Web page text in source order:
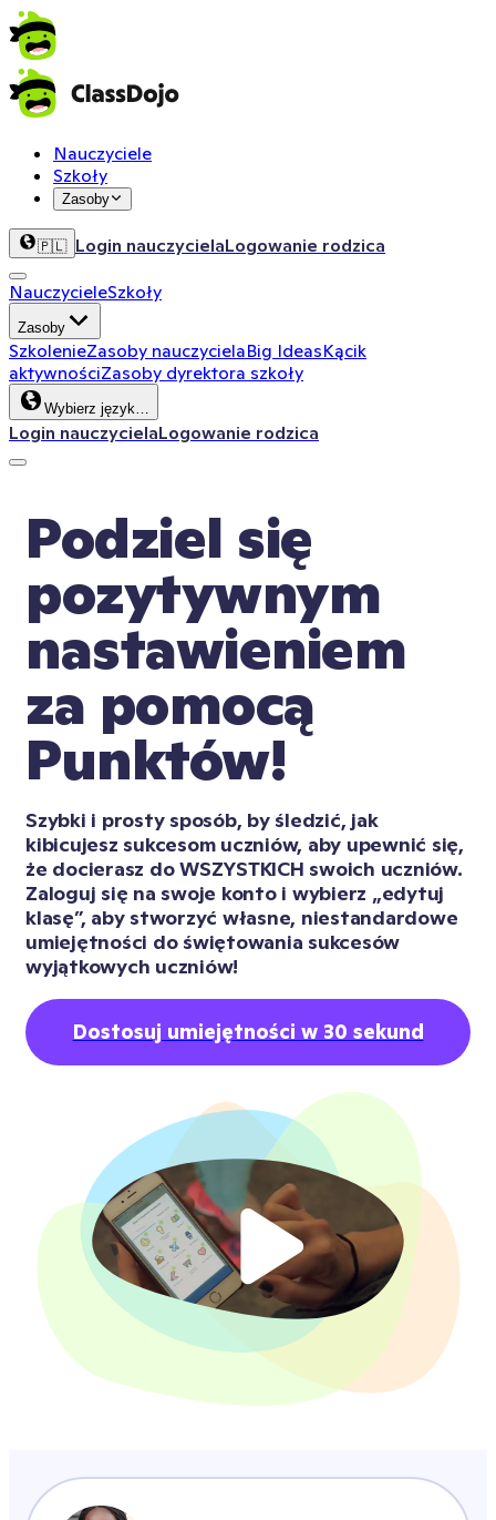
Nauczyciele
Szkoły
Zasoby
🇵🇱 Login nauczycielaLogowanie rodzica
NauczycieleSzkoły
Zasoby
SzkolenieZasoby nauczycielaBig IdeasKącik
aktywnościZasoby dyrektora szkoły
Wybierz język…
Login nauczycielaLogowanie rodzica
Podziel się
pozytywnym
nastawieniem
za pomocą
Punktów!
Szybki i prosty sposób, by śledzić, jak
kibicujesz sukcesom uczniów, aby upewnić się,
że docierasz do WSZYSTKICH swoich uczniów.
Zaloguj się na swoje konto i wybierz „edytuj
klasę”, aby stworzyć własne, niestandardowe
umiejętności do świętowania sukcesów
wyjątkowych uczniów!
Dostosuj umiejętności w 30 sekund